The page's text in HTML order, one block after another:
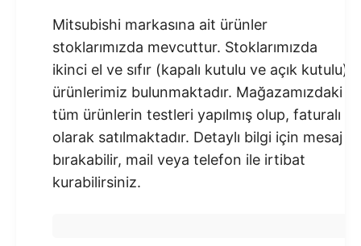
Mitsubishi markasına ait ürünler
stoklarımızda mevcuttur. Stoklarımızda
ikinci el ve sıfır (kapalı kutulu ve açık kutulu)
ürünlerimiz bulunmaktadır.​ Mağazamızdaki
tüm ürünlerin testleri yapılmış olup, faturalı
olarak satılmaktadır. Detaylı bilgi için mesaj
bırakabilir, mail veya telefon ile irtibat
kurabilirsiniz.